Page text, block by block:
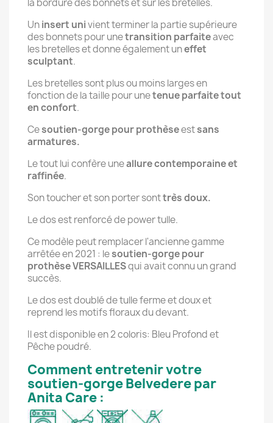
la bordure des bonnets et sur les bretelles.
Uninsert univient terminer la partie supérieure
des bonnets pour unetransition parfaiteavec
les bretelles et donne également uneffet
sculptant.
Les bretelles sont plus ou moins larges en
fonction de la taille pour unetenue parfaite tout
en confort.
Cesoutien-gorge pour prothèseestsans
armatures.
Le tout lui confère uneallure contemporaine et
raffinée.
Son toucher et son porter sonttrès doux.
Le dos est renforcé de power tulle.
Ce modèle peut remplacer l'ancienne gamme
arrêtée en 2021 : lesoutien-gorge pour
prothèse VERSAILLESqui avait connu un grand
succès.
Le dos est doublé de tulle ferme et doux et
reprend les motifs floraux du devant.
Il est disponible en 2 coloris: Bleu Profond et
Pêche poudré.
Comment entretenir votre
soutien-gorge Belvedere par
Anita Care :